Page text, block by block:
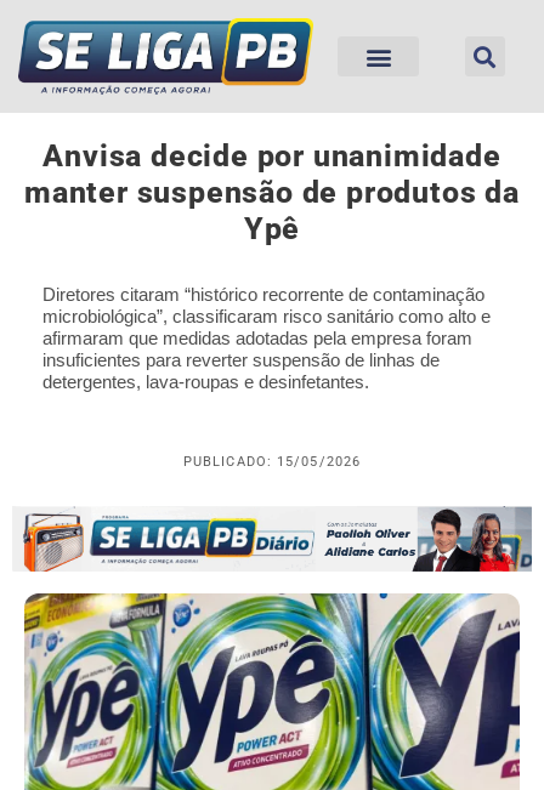
Anvisa decide por unanimidade
manter suspensão de produtos da
Ypê
Diretores citaram “histórico recorrente de contaminação
microbiológica”, classificaram risco sanitário como alto e
afirmaram que medidas adotadas pela empresa foram
insuficientes para reverter suspensão de linhas de
detergentes, lava-roupas e desinfetantes.
PUBLICADO: 15/05/2026